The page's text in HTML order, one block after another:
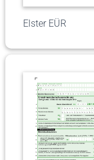
Elster EÜR